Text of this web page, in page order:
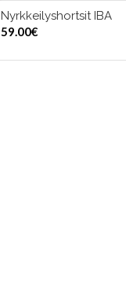
VALITSE VAIHTOEHDOISTA
Nyrkkeilyshortsit IBA
59.00€